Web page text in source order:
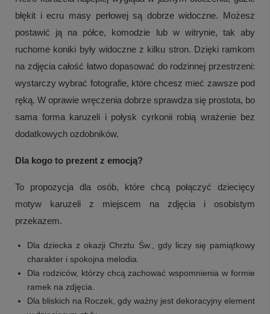
błękit i ecru masy perłowej są dobrze widoczne. Możesz
postawić ją na półce, komodzie lub w witrynie, tak aby
ruchome koniki były widoczne z kilku stron. Dzięki ramkom
na zdjęcia całość łatwo dopasować do rodzinnej przestrzeni:
wystarczy wybrać fotografie, które chcesz mieć zawsze pod
ręką. W oprawie wręczenia dobrze sprawdza się prostota, bo
sama forma karuzeli i połysk cyrkonii robią wrażenie bez
dodatkowych ozdobników.
Dla kogo to prezent z emocją?
To propozycja dla osób, które chcą połączyć dziecięcy
motyw karuzeli z miejscem na zdjęcia i osobistym
przekazem.
Dla dziecka z okazji Chrztu Św., gdy liczy się pamiątkowy
charakter i spokojna melodia.
Dla rodziców, którzy chcą zachować wspomnienia w formie
ramek na zdjęcia.
Dla bliskich na Roczek, gdy ważny jest dekoracyjny element